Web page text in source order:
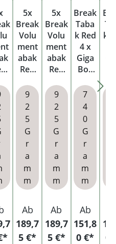
5x
Break
Volu
ment
abak
Red
Box
mit
Roule
tte-
Asch
enbe
cher
9
2
5
G
r
a
m
m
Ab
189,7
5 €*
5x
Break
Volu
ment
abak
Red
Box
mit
1000
Allro
und
Xtra
Hülse
n
9
2
5
G
r
a
m
m
Ab
189,7
5 €*
Break
Taba
k Red
4 x
Giga
Box
wähl
baren
Hülse
n und
Metal
letui
7
4
0
G
r
a
m
m
Ab
151,8
0 €*
k
0